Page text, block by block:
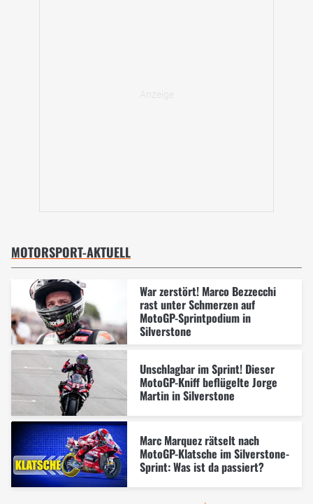
MOTORSPORT-AKTUELL
War zerstört! Marco Bezzecchi
rast unter Schmerzen auf
MotoGP-Sprintpodium in
Silverstone
Unschlagbar im Sprint! Dieser
MotoGP-Kniff beflügelte Jorge
Martin in Silverstone
Marc Marquez rätselt nach
MotoGP-Klatsche im Silverstone-
Sprint: Was ist da passiert?